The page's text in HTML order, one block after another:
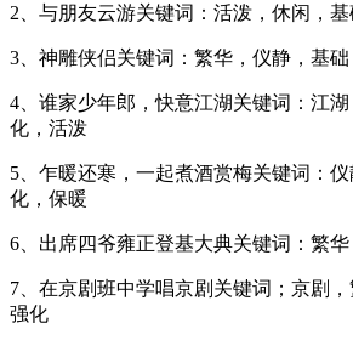
2、与朋友云游关键词：活泼，休闲，
3、神雕侠侣关键词：繁华，仪静，基
4、谁家少年郎，快意江湖关键词：江
化，活泼
5、乍暖还寒，一起煮酒赏梅关键词：
化，保暖
6、出席四爷雍正登基大典关键词：繁
7、在京剧班中学唱京剧关键词；京剧，
强化